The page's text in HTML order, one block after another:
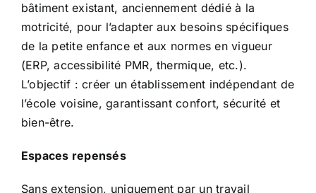
bâtiment existant, anciennement dédié à la
motricité, pour l’adapter aux besoins spécifiques
de la petite enfance et aux normes en vigueur
(ERP, accessibilité PMR, thermique, etc.).
L’objectif : créer un établissement indépendant de
l’école voisine, garantissant confort, sécurité et
bien-être.
Espaces repensés
Sans extension, uniquement par un travail